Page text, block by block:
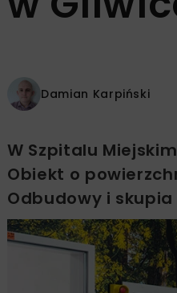
Damian Karpiński
W Szpitalu
Obiekt o
Odbudowy i